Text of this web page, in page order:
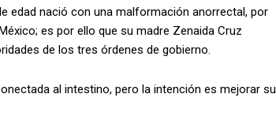
edad nació con una malformación anorrectal, por
es por ello que su madre Zenaida Cruz
de los tres órdenes de gobierno.
al intestino, pero la intención es mejorar su